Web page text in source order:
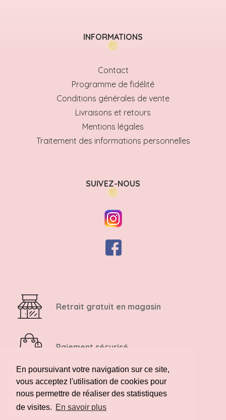
En poursuivant votre navigation sur ce site,
vous acceptez l'utilisation de cookies pour
nous permettre de réaliser des statistiques
de visites. En savoir plus
INFORMATIONS
Contact
Programme de fidélité
Conditions générales de vente
Livraisons et retours
Mentions légales
Traitement des informations personnelles
SUIVEZ-NOUS
Retrait gratuit en magasin
Paiement sécurisé
Retour possible sous 14 jours